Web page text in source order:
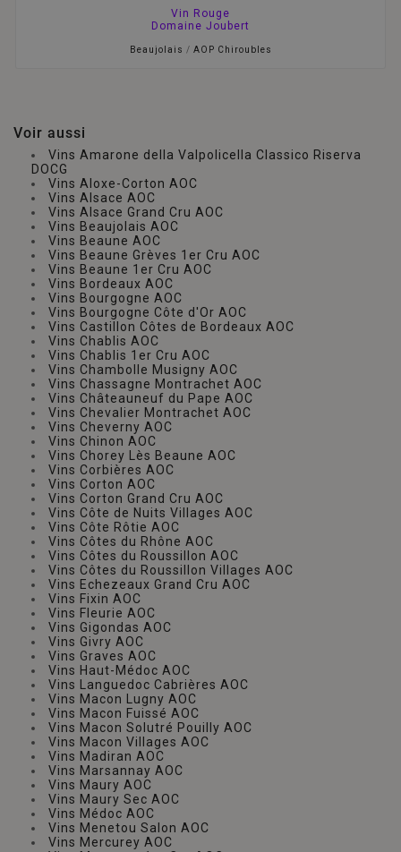
Vin Rouge
Domaine Joubert
Beaujolais / AOP Chiroubles
Voir aussi
Vins Amarone della Valpolicella Classico Riserva
DOCG
Vins Aloxe-Corton AOC
Vins Alsace AOC
Vins Alsace Grand Cru AOC
Vins Beaujolais AOC
Vins Beaune AOC
Vins Beaune Grèves 1er Cru AOC
Vins Beaune 1er Cru AOC
Vins Bordeaux AOC
Vins Bourgogne AOC
Vins Bourgogne Côte d'Or AOC
Vins Castillon Côtes de Bordeaux AOC
Vins Chablis AOC
Vins Chablis 1er Cru AOC
Vins Chambolle Musigny AOC
Vins Chassagne Montrachet AOC
Vins Châteauneuf du Pape AOC
Vins Chevalier Montrachet AOC
Vins Cheverny AOC
Vins Chinon AOC
Vins Chorey Lès Beaune AOC
Vins Corbières AOC
Vins Corton AOC
Vins Corton Grand Cru AOC
Vins Côte de Nuits Villages AOC
Vins Côte Rôtie AOC
Vins Côtes du Rhône AOC
Vins Côtes du Roussillon AOC
Vins Côtes du Roussillon Villages AOC
Vins Echezeaux Grand Cru AOC
Vins Fixin AOC
Vins Fleurie AOC
Vins Gigondas AOC
Vins Givry AOC
Vins Graves AOC
Vins Haut-Médoc AOC
Vins Languedoc Cabrières AOC
Vins Macon Lugny AOC
Vins Macon Fuissé AOC
Vins Macon Solutré Pouilly AOC
Vins Macon Villages AOC
Vins Madiran AOC
Vins Marsannay AOC
Vins Maury AOC
Vins Maury Sec AOC
Vins Médoc AOC
Vins Menetou Salon AOC
Vins Mercurey AOC